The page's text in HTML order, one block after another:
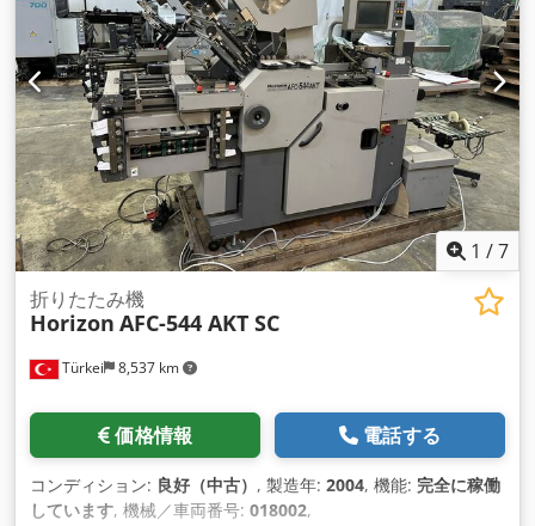
1 /7
Türkei 8,537 km
折りたたみ機
Horizon AFC-544 AKT SC
価格情報 電話する
コンディション: 良好（中古） , 製造年: 2004, 機能: 完全に稼働
しています, 機械／車両番号: 018002,